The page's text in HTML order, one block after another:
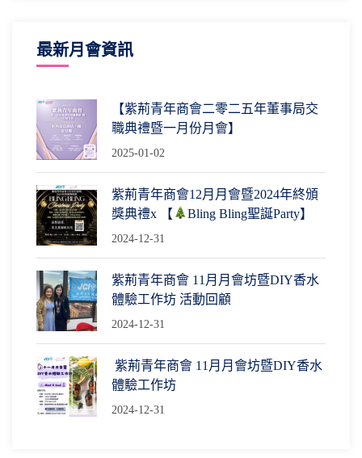
最新月會資訊
【紫荊青年商會二零二五年董事局交
職典禮暨一月份月會】
2025-01-02
紫荊青年商會12月月會暨2024年終頒
獎典禮x 【
Bling Bling聖誕Party】
2024-12-31
紫荊青年商會 11月月會坊暨DIY香水
體驗工作坊 活動回顧
2024-12-31
紫荊青年商會 11月月會坊暨DIY香水
體驗工作坊
2024-12-31